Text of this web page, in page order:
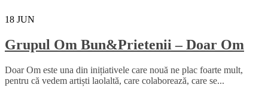
18 JUN
Grupul Om Bun&Prietenii – Doar Om
Doar Om este una din inițiativele care nouă ne plac foarte mult,
pentru că vedem artiști laolaltă, care colaborează, care se...